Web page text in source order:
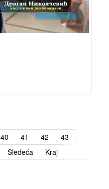
40 41 42
43
Sledeća Kraj